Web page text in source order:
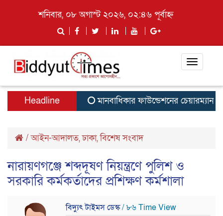
শনিবার, ০৮ অগাস্ট ২০২৬, ০২:৪৬ পূর্বাহ্ন
Toggle
Headline মানবাধিকার ফাউন্ডেশনের চেয়ারম্যান
/আইন-আদালত,ঢাকা,বিশেষ সংবাদ
নারায়ণগঞ্জে শব্দদূষণ নিয়ন্ত্রণে পুলিশ ও
সরকারি কর্মকর্তাদের প্রশিক্ষণ কর্মশালা
বিদ্যুৎ টাইমস ডেস্ক/ ৮৬ Time View